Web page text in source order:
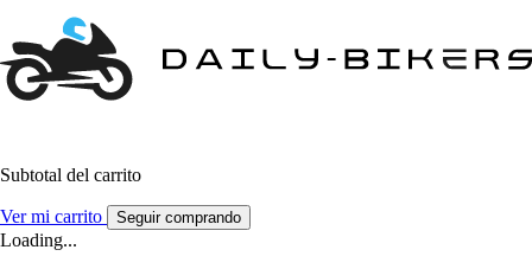
Subtotal del carrito
Ver mi carrito Seguir comprando
Loading...